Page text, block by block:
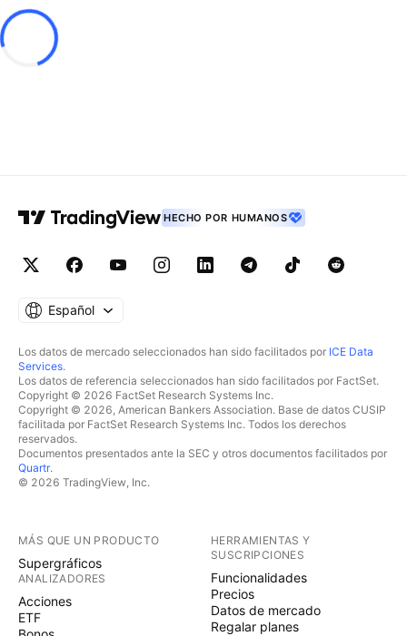
HECHO POR HUMANOS
Español
Los datos de mercado seleccionados han sido facilitados por ICE Data
Services.
Los datos de referencia seleccionados han sido facilitados por FactSet.
Copyright © 2026 FactSet Research Systems Inc.
Copyright © 2026, American Bankers Association. Base de datos CUSIP
facilitada por FactSet Research Systems Inc. Todos los derechos
reservados.
Documentos presentados ante la SEC y otros documentos facilitados por
Quartr.
© 2026 TradingView, Inc.
MÁS QUE UN PRODUCTO
Supergráficos
ANALIZADORES
Acciones
ETF
HERRAMIENTAS Y
SUSCRIPCIONES
Funcionalidades
Precios
Datos de mercado
Regalar planes